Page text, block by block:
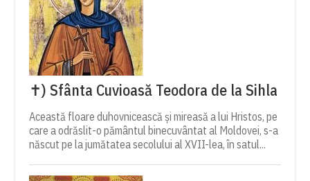
✝) Sfânta Cuvioasă Teodora de la Sihla
Această floare duhovnicească și mireasă a lui Hristos, pe
care a odrăslit-o pământul binecuvântat al Moldovei, s-a
născut pe la jumătatea secolului al XVII-lea, în satul...